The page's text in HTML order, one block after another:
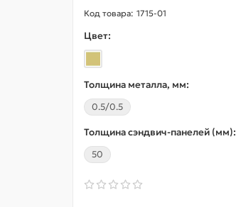
1715-01
Цвет:
Толщина металла, мм:
0.5/0.5
Толщина сэндвич-панелей (мм):
50